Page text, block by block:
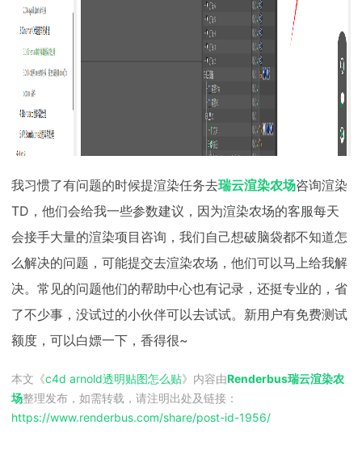
我习惯了有问题的时候提渲染任务去瑞云渲染农场咨询渲染
TD，他们会给我一些参数建议，因为渲染农场的客服每天
会接手大量的渲染项目咨询，我们自己想破脑袋都不知道怎
么解决的问题，可能提交去渲染农场，他们可以马上给我解
决。常见的问题他们的帮助中心也有记录，还挺专业的，省
了不少事，没试过的小伙伴可以去试试。新用户有免费测试
额度，可以白嫖一下，香得很~
本文《c4d arnold透明贴图怎么贴》内容由Renderbus瑞云渲染农
场整理发布，如需转载，请注明出处及链接：
https://www.renderbus.com/share/post-id-1956/